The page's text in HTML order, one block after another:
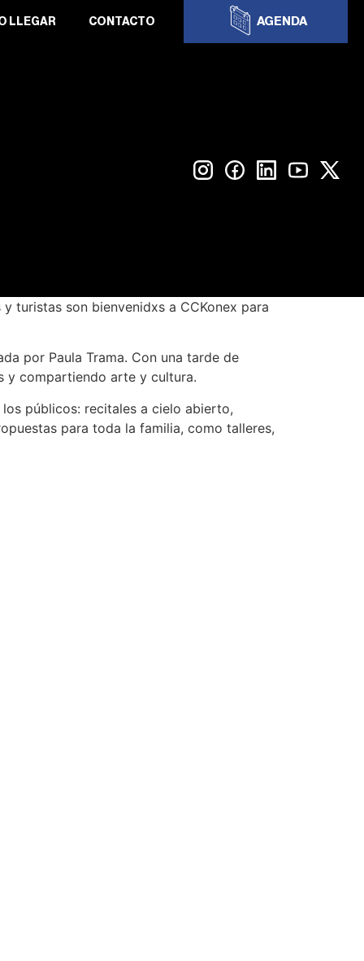
LLEGAR CONTACTO AGENDA
turistas son bienvenidxs a CCKonex para
por Paula Trama. Con una tarde de
y compartiendo arte y cultura.
públicos: recitales a cielo abierto,
para toda la familia, como talleres,